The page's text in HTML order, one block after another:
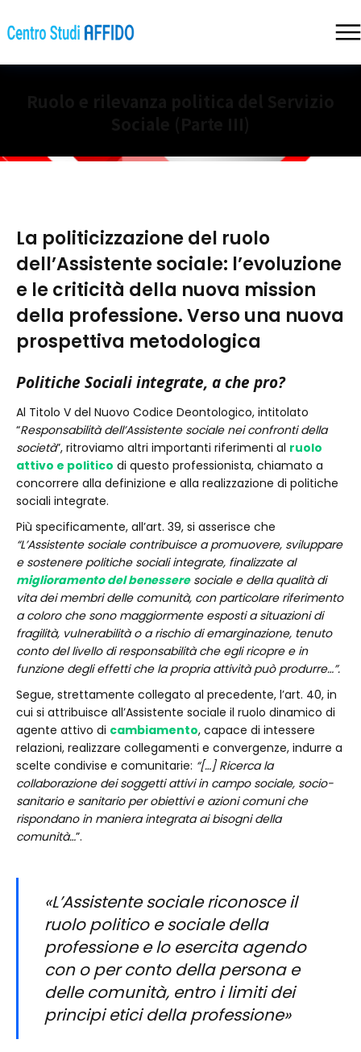
La politicizzazione del ruolo
dell’Assistente sociale: l’evoluzione
e le criticità della nuova mission
della professione. Verso una nuova
prospettiva metodologica
Politiche Sociali integrate, a che pro?
Al Titolo V del Nuovo Codice Deontologico, intitolato
“Responsabilità dell’Assistente sociale nei confronti della
società”, ritroviamo altri importanti riferimenti al ruolo
attivo e politico di questo professionista, chiamato a
concorrere alla definizione e alla realizzazione di politiche
sociali integrate.
Più specificamente, all’art. 39, si asserisce che
“L’Assistente sociale contribuisce a promuovere, sviluppare
e sostenere politiche sociali integrate, finalizzate al
miglioramento del benesseresociale e della qualità di
vita dei membri delle comunità, con particolare riferimento
a coloro che sono maggiormente esposti a situazioni di
fragilità, vulnerabilità o a rischio di emarginazione, tenuto
conto del livello di responsabilità che egli ricopre e in
funzione degli effetti che la propria attività può produrre…”.
Segue, strettamente collegato al precedente, l’art. 40, in
cui si attribuisce all’Assistente sociale il ruolo dinamico di
agente attivo di cambiamento, capace di intessere
relazioni, realizzare collegamenti e convergenze, indurre a
scelte condivise e comunitarie: “[…] Ricerca la
collaborazione dei soggetti attivi in campo sociale, socio-
sanitario e sanitario per obiettivi e azioni comuni che
rispondano in maniera integrata ai bisogni della
comunità…”.
«L’Assistente sociale riconosce il
ruolo politico e sociale della
professione e lo esercita agendo
con o per conto della persona e
delle comunità, entro i limiti dei
principi etici della professione»